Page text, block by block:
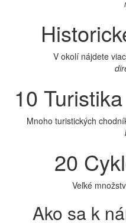
V okolí nájdete
10
Mnoho turistických
20
Veľké
Ako sa k